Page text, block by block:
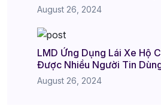
August 26, 2024
LMD Ứng Dụng Lái Xe Hộ
Được Nhiều Người Tin
August 26, 2024